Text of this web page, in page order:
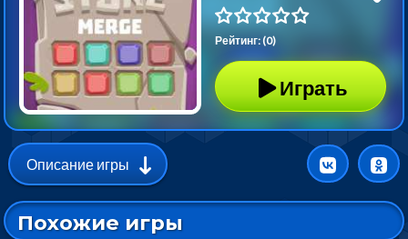
Рейтинг: (0)
Играть
Описание игры
Похожие игры